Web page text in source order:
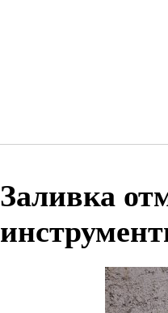
Заливка